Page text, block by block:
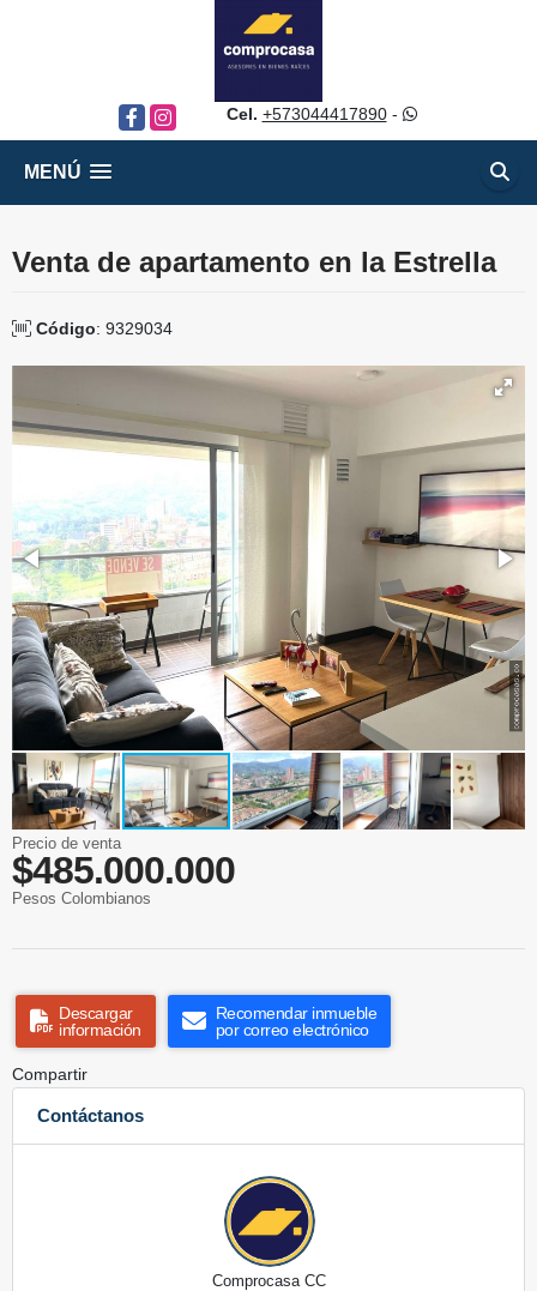
FacebookInstagram Cel. +573044417890-
MENÚ
Venta de apartamento en la Estrella
Código: 9329034
Precio de venta
$485.000.000
Pesos Colombianos
Descargar
información
Recomendar inmueble
por correo electrónico
Compartir
Contáctanos
Comprocasa CC